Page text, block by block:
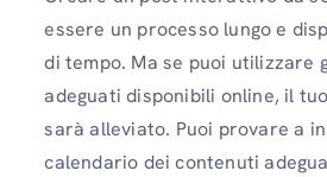
essere un processo lungo e
di tempo. Ma se puoi utilizzare
adeguati disponibili online, il
sarà alleviato. Puoi provare a
calendario dei contenuti